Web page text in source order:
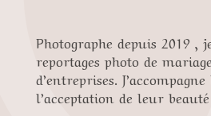
Photographe depuis 2019 ,
reportages photo de
d’entreprises.
l’acceptation de leur